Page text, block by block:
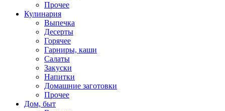
Прочее
Кулинария
Выпечка
Десерты
Горячее
Гарниры, каши
Салаты
Закуски
Напитки
Домашние заготовки
Прочее
Дом, быт